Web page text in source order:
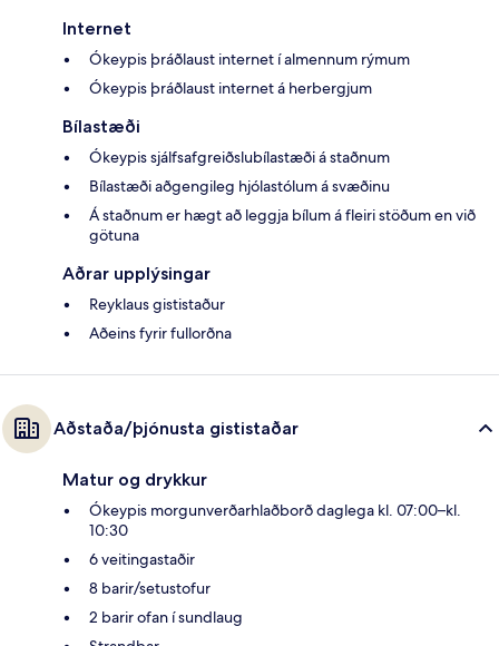
Internet
Ókeypis þráðlaust internet í almennum rýmum
Ókeypis þráðlaust internet á herbergjum
Bílastæði
Ókeypis sjálfsafgreiðslubílastæði á staðnum
Bílastæði aðgengileg hjólastólum á svæðinu
Á staðnum er hægt að leggja bílum á fleiri stöðum en við
götuna
Aðrar upplýsingar
Reyklaus gististaður
Aðeins fyrir fullorðna
Aðstaða/þjónusta gististaðar
Matur og drykkur
Ókeypis morgunverðarhlaðborð daglega kl. 07:00–kl.
10:30
6 veitingastaðir
8 barir/setustofur
2 barir ofan í sundlaug